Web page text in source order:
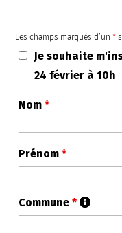
Les champs marqués d’un*
Je souhaite
24 février à 10h
Nom*
Prénom*
Commune*